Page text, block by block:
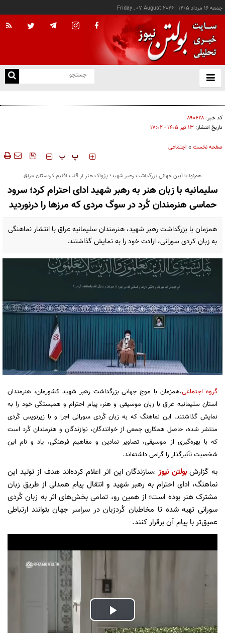
جمعه ۱۶ مرداد ۱۴۰۵ |
Friday , 07 August 2026
باز
و
کد خبر: ۸۹۰۴۲۸
تاریخ انتشار: ۱۳ تير ۱۴۰۵ - ۱۷:۰۲
صفحه نخست » اجتماعی
‍‍‍ پ پ
هم‌نوا با آیین جهانی بزرگداشت رهبر شهید؛ پژواک هنر از قلب اقلیم کردستان عراق
سلیمانیه با زبان هنر به رهبر شهید ادای احترام کرد؛ سرود
حماسی هنرمندان کُرد در سوگ مردی که مرزها را درنوردید
همزمان با بزرگداشت رهبر شهید، هنرمندان سلیمانیه عراق با انتشار نماهنگی
به زبان کردی سورانی، ارادت خود را به نمایش گذاشتند.
گروه اجتماعی،همزمان با موج جهانی بزرگداشت رهبر شهید کشورمان، هنرمندان
استان سلیمانیه عراق با زبان موسیقی و هنر، پیام احترام و همبستگی خود را به
نمایش گذاشتند. این نماهنگ که به زبان کُردی سورانی اجرا و با زیرنویس کُردی
منتشر شده، حاصل همکاری جمعی از خوانندگان، نوازندگان و هنرمندان کُرد است
که با بهره‌گیری از موسیقی، تصاویر نمادین و مفاهیم فرهنگی، یاد و نام این
شخصیت تأثیرگذار را گرامی داشته‌اند.
به گزارشبولتن نیوز ،سازندگان این اثر اعلام کرده‌اند هدف از تولید این
نماهنگ، ادای احترام به رهبر شهید و انتقال پیام همدلی از طریق زبان
مشترک هنر بوده است؛ از همین رو، تمامی بخش‌های اثر به زبان کُردی
سورانی تهیه شده تا مخاطبان کُردزبان در سراسر جهان بتوانند ارتباطی
عمیق‌تر با پیام آن برقرار کنند.
Play